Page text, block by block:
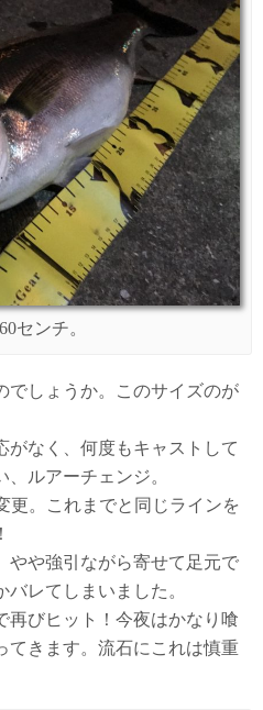
センチ。
でしょうか。このサイズのが
がなく、何度もキャストして
ルアーチェンジ。
更。これまでと同じラインを
やや強引ながら寄せて足元で
レてしまいました。
再びヒット！今夜はかなり喰
てきます。流石にこれは慎重